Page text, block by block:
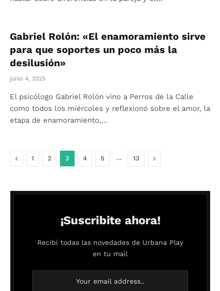
Gabriel Rolón: «El enamoramiento sirve
para que soportes un poco más la
desilusión»
junio 4, 2025
El psicólogo Gabriel Rolón vino a Perros de la Calle
como todos los miércoles y reflexionó sobre el amor, la
etapa de enamoramiento,…
Anterior
1 2 3 4 5 … 13 Siguiente
¡Suscribite ahora!
Recibí todas las novedades de Urbana Play
en tu mail